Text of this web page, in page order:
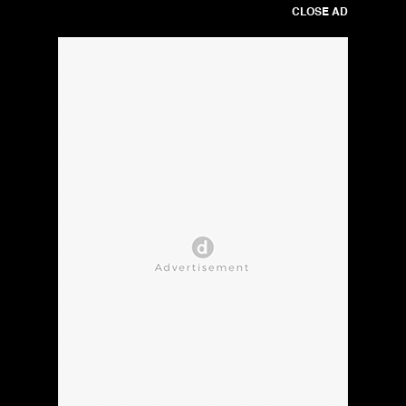
CLOSE AD